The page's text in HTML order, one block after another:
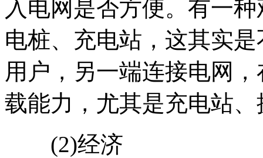
入电网是否方便。有一
电桩、充电站，这其实
用户，另一端连接电网
载能力，尤其是充电站
(2)经济